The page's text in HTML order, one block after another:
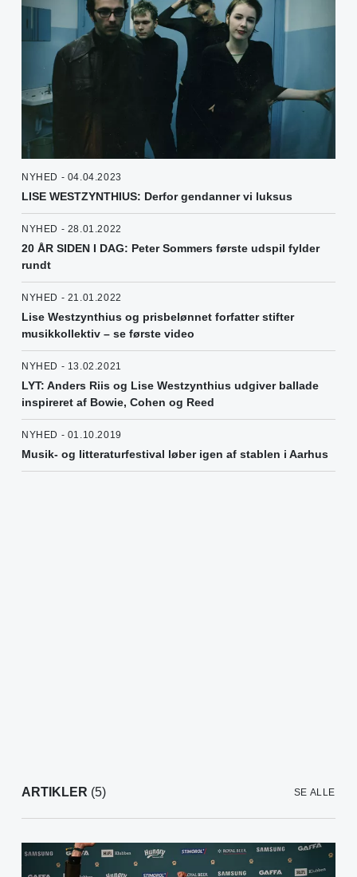
NYHED - 04.04.2023
LISE WESTZYNTHIUS: Derfor gendanner vi luksus
NYHED - 28.01.2022
20 ÅR SIDEN I DAG: Peter Sommers første udspil fylder
rundt
NYHED - 21.01.2022
Lise Westzynthius og prisbelønnet forfatter stifter
musikkollektiv – se første video
NYHED - 13.02.2021
LYT: Anders Riis og Lise Westzynthius udgiver ballade
inspireret af Bowie, Cohen og Reed
NYHED - 01.10.2019
Musik- og litteraturfestival løber igen af stablen i Aarhus
ARTIKLER (5) SE ALLE